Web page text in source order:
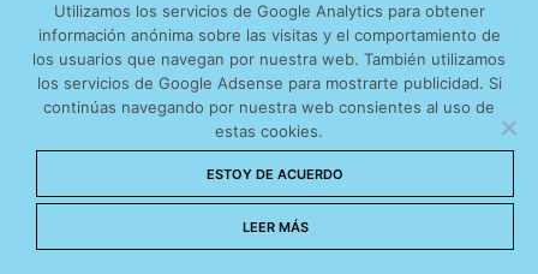
CINEFÓRUM
¿Qué temas te
interesan?
EDUCACIÓN
Utilizamos los servicios de Google Analytics para obtener
información anónima sobre las visitas y el comportamiento de
los usuarios que navegan por nuestra web. También utilizamos
los servicios de Google Adsense para mostrarte publicidad. Si
continúas navegando por nuestra web consientes al uso de
estas cookies.
ESTOY DE ACUERDO
LEER MÁS
tráfico web que recibimos y conocer los servicios que
más os interesan. Puede cambiar las preferencias y
obtener más información sobre las cookies que
utilizamos en nuestra Política de cookies
Aceptar cookies
No permitir cookies